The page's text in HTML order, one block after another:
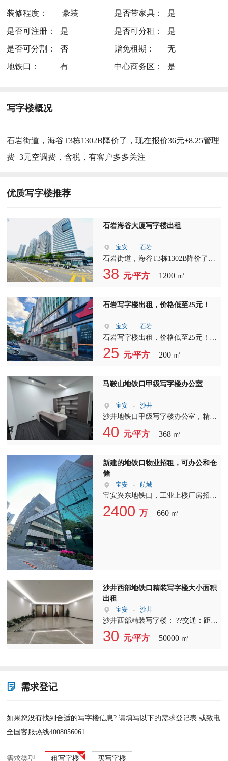
装修程度： 豪装 是否带家具： 是
是否可注册： 是 是否可分租： 是
是否可分割： 否 赠免租期： 无
地铁口： 有 中心商务区： 是
写字楼概况
石岩街道，海谷T3栋1302B降价了，现在报价36元+8.25管理
费+3元空调费，含税，有客户多多关注
优质写字楼推荐
石岩海谷大厦写字楼出租
宝安 - 石岩
石岩街道，海谷T3栋1302B降价了，
现在报价36元+8.25管理费+3元空调
费，含税，有客户多多关注
38 元/平方 1200 ㎡
石岩写字楼出租，价格低至25元！
宝安 - 石岩
石岩写字楼出租，价格低至25元！
可定制装修！配办公家私！ 现有户
型:1+1，2+1，3+1，4+1！ 石岩岭南
办公贸易，培训，棋牌，舞蹈瑜伽，
烤，夜市，汽车展厅，劳务派遣，五
金交电，劳保用品，烟酒茶行，新能
米～80平米～130-平米～171平米-220
25 元/平方 200 ㎡
马鞍山地铁口甲级写字楼办公室
宝安 - 沙井
沙井地铁口甲级写字楼办公室，精装
修带家私空调
40 元/平方 368 ㎡
新建的地铁口物业招租，可办公和仓
储
宝安 - 航城
宝安兴东地铁口，工业上楼厂房招租
可做办公和厂房 1??研发楼13-33楼
（??可做酒店） ?单层建筑面积1500
2400 万 660 ㎡
沙井西部地铁口精装写字楼大小面积
出租
宝安 - 沙井
沙井西部精装写字楼： ??交通：距离
地铁站:?写字楼紧邻地铁12号线蚝乡
站，仅100米步行即可到达，外环高
询热线：李生13543261455
30 元/平方 50000 ㎡
需求登记
如果您没有找到合适的写字楼信息? 请填写以下的需求登记表 或致电
全国客服热线4008056061
需求类型 租写字楼 买写字楼